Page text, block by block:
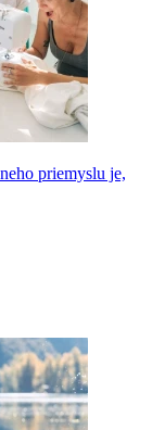
priemyslu je,